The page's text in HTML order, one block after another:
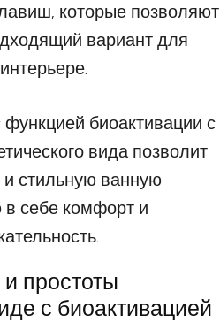
которые позволяют
вариант для
биоактивации с
вида позволит
и стильную ванную
себе комфорт и
простоты
с биоактивацией